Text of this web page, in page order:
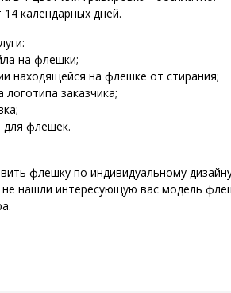
календарных дней.
на флешки;
находящейся на флешке от стирания;
заказчика;
для флешек.
флешку по индивидуальному
нашли интересующую вас модель